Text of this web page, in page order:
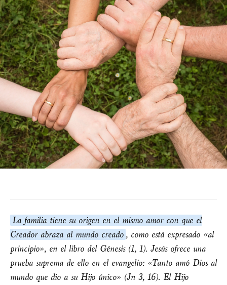
La familia tiene su origen en el mismo amor con que el
Creador abraza al mundo creado , como está expresado «al
principio», en el libro del Génesis (1, 1). Jesús ofrece una
prueba suprema de ello en el evangelio: «Tanto amó Dios al
mundo que dio a su Hijo único» (Jn 3, 16). El Hijo